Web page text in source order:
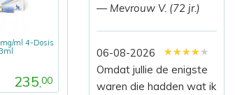
ml 4-Dosis
235 00
— Mevrouw V. (72 jr.)
06-08-2026 ★★★★★
★★★★★
★★★★★
Omdat jullie de enigste
waren die hadden wat ik